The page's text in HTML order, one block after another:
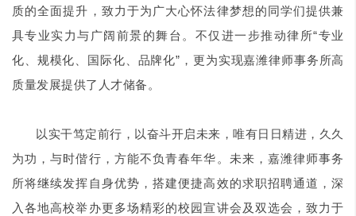
质的全面提升，致力于为广大心怀法律梦想的同学们提供兼
具专业实力与广阔前景的舞台。 不仅 进一步推动律所“专业
化、规模化、国际化、品牌化” ，更为实现嘉潍律师事务所高
质量发展提供了人才储备。
以实干笃定前行，以奋斗开启未来，唯有日日精进，久久
为功，与时偕行，方能不负青春年华。 未来，嘉潍律师事务
所将继续发挥自身优势，搭建便捷高效的求职招聘通道，深
入各地高校举办更多场精彩的校园宣讲会及双选会，致力于